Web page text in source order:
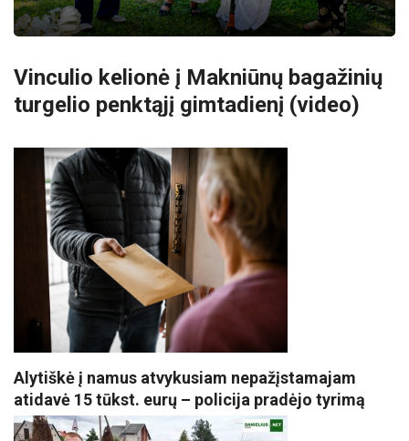
Vinculio kelionė į Makniūnų bagažinių
turgelio penktąjį gimtadienį (video)
Alytiškė į namus atvykusiam nepažįstamajam
atidavė 15 tūkst. eurų – policija pradėjo tyrimą